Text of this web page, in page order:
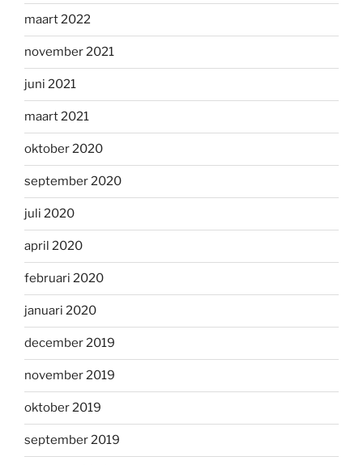
maart 2022
november 2021
juni 2021
maart 2021
oktober 2020
september 2020
juli 2020
april 2020
februari 2020
januari 2020
december 2019
november 2019
oktober 2019
september 2019